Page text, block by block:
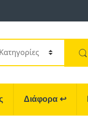
Διάφορα ↩